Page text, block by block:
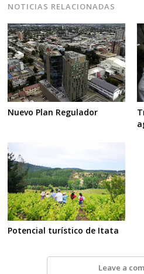
NOTICIAS RELACIONADAS
Nuevo Plan Regulador
Potencial turístico de Itata
Leave a